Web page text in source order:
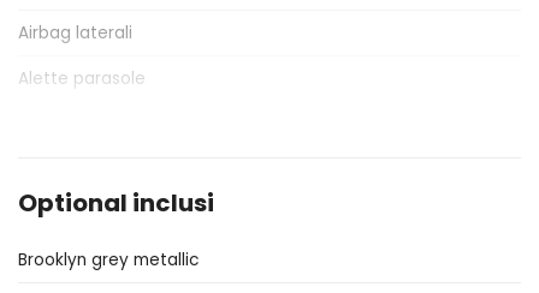
Airbag laterali
Alette parasole
Badge esterno identificativo
Bagagliaio apribile elettricamente
Optional inclusi
Brooklyn grey metallic